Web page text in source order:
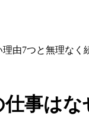
由7つと無理なく
仕事は